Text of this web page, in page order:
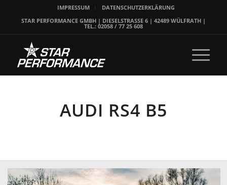
IMPRESSUM
DATENSCHUTZERKLÄRUNG
STAR PERFORMANCE GMBH | DIESELSTRASSE 6 | 42489 WÜLFRATH |
TEL.: 02058 / 77 25 608
AUDI RS4 B5